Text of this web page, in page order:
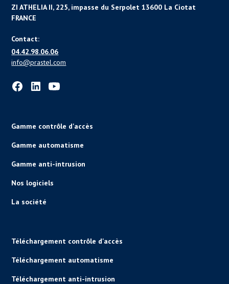
ZI ATHELIA II, 225, impasse du Serpolet 13600 La Ciotat
FRANCE
Contact:
04.42.98.06.06
info@prastel.com
Gamme contrôle d'accès
Gamme automatisme
Gamme anti-intrusion
Nos logiciels
La société
Téléchargement contrôle d'accès
Téléchargement automatisme
Téléchargement anti-intrusion